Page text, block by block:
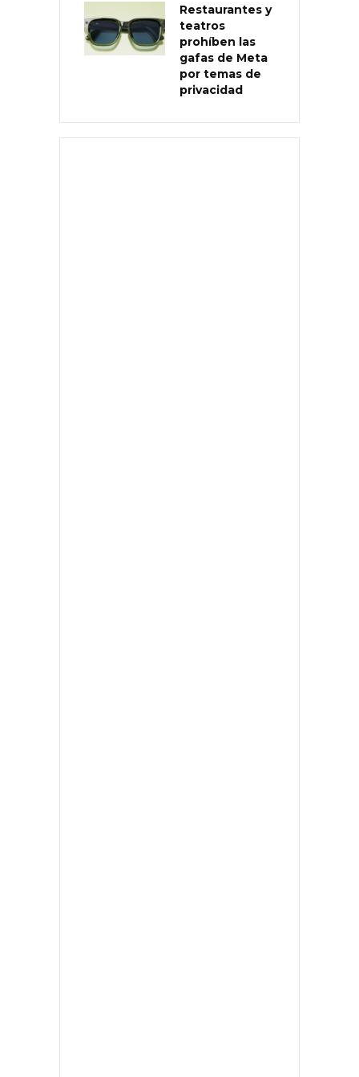
Restaurantes y
teatros
prohíben las
gafas de Meta
por temas de
privacidad